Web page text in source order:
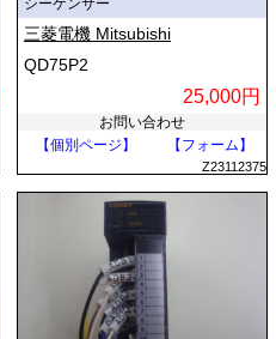
三菱電機 Mitsubishi
QD75P2
25,000円
お問い合わせ
【個別ページ】
【フォーム】
Z23112375